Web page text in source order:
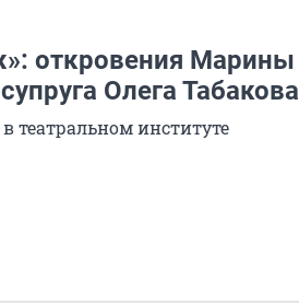
откровения Марины
Олега Табакова
театральном институте